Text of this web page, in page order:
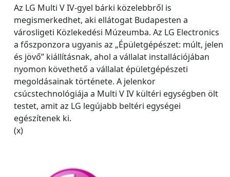
Az LG Multi V IV-gyel bárki közelebbről is
megismerkedhet, aki ellátogat Budapesten a
városligeti Közlekedési Múzeumba. Az LG Electronics
a főszponzora ugyanis az „Épületgépészet: múlt, jelen
és jövő” kiállításnak, ahol a vállalat installációjában
nyomon követhető a vállalat épületgépészeti
megoldásainak története. A jelenkor
csúcstechnológiája a Multi V IV kültéri egységben ölt
testet, amit az LG legújabb beltéri egységei
egészítenek ki.
(x)